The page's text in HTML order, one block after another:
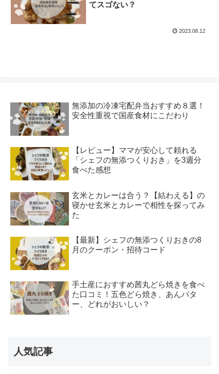
てスゴない？
2023.08.12
無添加の冷凍宅配弁当おすすめ８選！
安全性重視で国産食材にこだわり
【レビュー】ママが安心して頼れる
「シェフの無添つくりおき」を3週分
食べた感想
玄米とカレーは合う？【結わえる】の
寝かせ玄米とカレーで相性を探ってみ
た
【最新】シェフの無添つくりおきの8
月のクーポン・招待コード
手土産におすすめ茜丸どら焼きを食べ
た口コミ！五色どら焼き、あんバタ
ー、どれがおいしい？
人気記事